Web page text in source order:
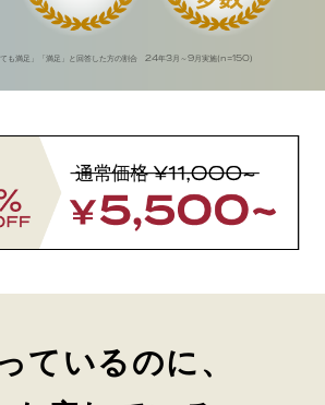
も満足」「満足」と回答した方の割合 24年3月～ 9月実施(n=150)
ているのに、